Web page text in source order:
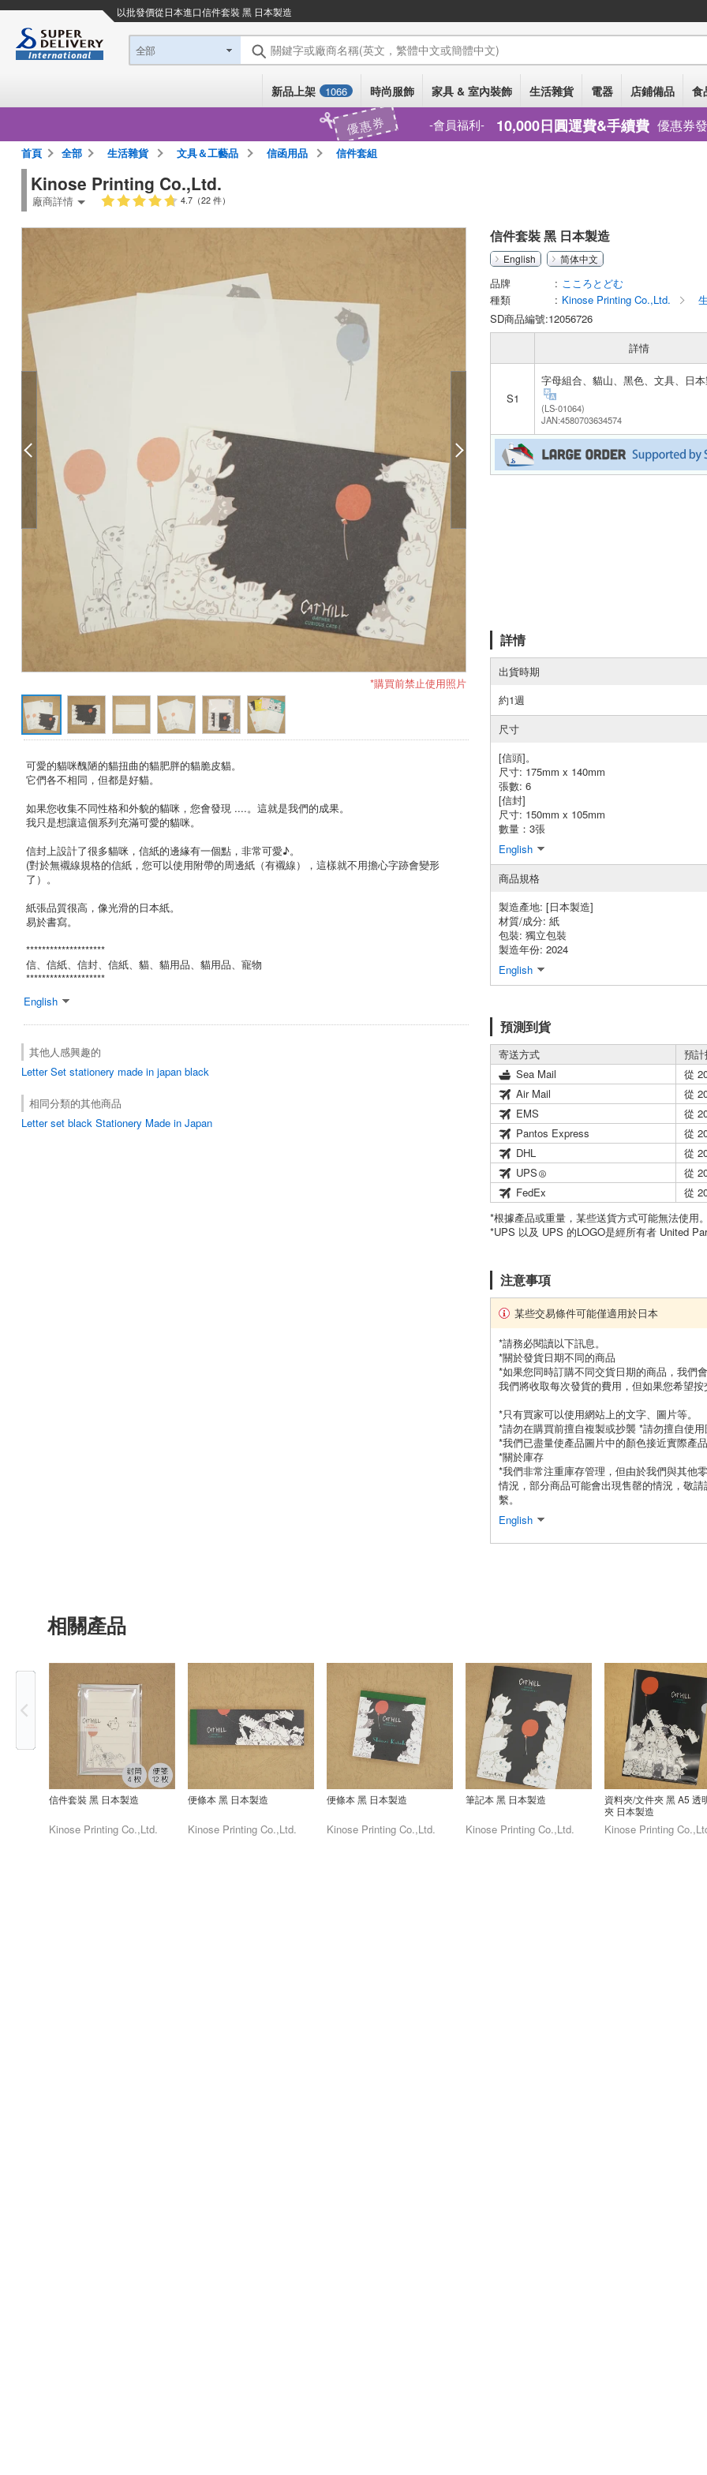
以批發價從日本進口信件套裝 黑 日本製造
全部 關鍵字或廠商名稱(英文，繁體中文或簡體中文)
新品上架 1066 時尚服飾 家具 & 室內裝飾 生活雜貨 電器 店鋪備品 食
優惠券 會員福利 10,000日圓運費&手續費 優惠券
首頁 全部 生活雜貨 文具＆工藝品 信函用品 信件套組
Kinose Printing Co.,Ltd.
廠商詳情 4.7（22 件）
*購買前禁止使用照片
可愛的貓咪醜陋的貓扭曲的貓肥胖的貓脆皮貓。
它們各不相同，但都是好貓。
如果您收集不同性格和外貌的貓咪，您會發現 ....。這就是我們的成果。
我只是想讓這個系列充滿可愛的貓咪。
信封上設計了很多貓咪，信紙的邊緣有一個點，非常可愛♪。
(對於無襯線規格的信紙，您可以使用附帶的周邊紙（有襯線），這樣就不用擔心字跡會變形
了）。
紙張品質很高，像光滑的日本紙。
易於書寫。
********************
信、信紙、信封、信紙、貓、貓用品、貓用品、寵物
********************
English
其他人感興趣的
Letter Set stationery made in japan black
相同分類的其他商品
Letter set black Stationery Made in Japan
信件套裝 黑 日本製造
English 简体中文
品牌
こころとどむ
種類
Kinose Printing Co.,Ltd.
SD商品編號:12056726
詳情
S1
字母組合、貓山、黑色、文具、日
(LS-01064)
JAN:4580703634574
詳情
出貨時期
約1週
尺寸
[信頭]。
尺寸: 175mm x 140mm
張數: 6
[信封]
尺寸: 150mm x 105mm
數量：3張
English
商品規格
製造產地: [日本製造]
材質/成分: 紙
包裝: 獨立包裝
製造年份: 2024
English
預測到貨
寄送方式
預
Sea Mail
從
Air Mail
從
EMS
從
Pantos Express
從
DHL
從
UPS
從
FedEx
從
*根據產品或重量，某些送貨方式可能無法使用。
*UPS 以及 UPS 的LOGO是經所有者 United
注意事項
某些交易條件可能僅適用於日本
*請務必閱讀以下訊息。
*關於發貨日期不同的商品
*如果您同時訂購不同交貨日期的商品，我們
我們將收取每次發貨的費用，但如果您希望按
*只有買家可以使用網站上的文字、圖片等。
*請勿在購買前擅自複製或抄襲 *請勿擅自使
*我們已盡量使產品圖片中的顏色接近實際產
*關於庫存
*我們非常注重庫存管理，但由於我們與其他
情況，部分商品可能會出現售罄的情況，敬
繫。
English
相關產品
信件套裝 黑 日本製造
Kinose Printing Co.,Ltd.
便條本 黑 日本製造
Kinose Printing Co.,Ltd.
便條本 黑 日本製造
Kinose Printing Co.,Ltd.
筆記本 黑 日本製造
Kinose Printing Co.,Ltd.
資料夾/文件夾 黑 A5 透
夾 日本製造
Kinose Printing